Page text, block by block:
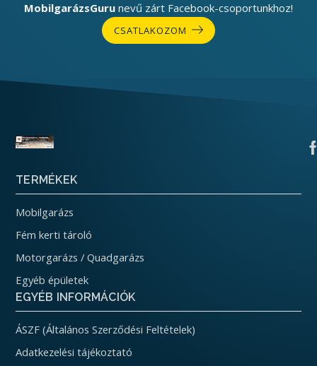
MobilgarázsGuru nevű zárt Facebook-csoportunkhoz!
CSATLAKOZOM
TERMÉKEK
Mobilgarázs
Fém kerti tároló
Motorgarázs / Quadgarázs
Egyéb épületek
EGYÉB INFORMÁCIÓK
ÁSZF (Általános Szerződési Feltételek)
Adatkezelési tájékoztató